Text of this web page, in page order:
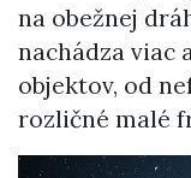
na obežnej
nachádza viac
objektov, od
rozličné malé